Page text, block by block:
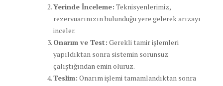
Yerinde İnceleme: Teknisyenlerimiz,
rezervuarınızın bulunduğu yere gelerek arızayı
inceler.
Onarım ve Test: Gerekli tamir işlemleri
yapıldıktan sonra sistemin sorunsuz
çalıştığından emin oluruz.
Teslim: Onarım işlemi tamamlandıktan sonra